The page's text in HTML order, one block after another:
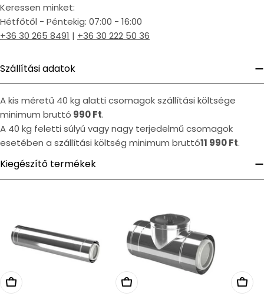
Keressen minket:
Hétfőtől - Péntekig: 07:00 - 16:00
+36 30 265 8491 | +36 30 222 50 36
Szállítási adatok
A kis méretű 40 kg alatti csomagok szállítási költsége
minimum bruttó 990 Ft.
A 40 kg feletti súlyú vagy nagy terjedelmű csomagok
esetében a szállítási költség minimum bruttó11 990 Ft.
Kiegészítő termékek